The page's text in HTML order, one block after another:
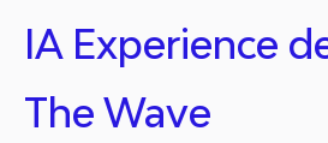
IA Experience
The Wave